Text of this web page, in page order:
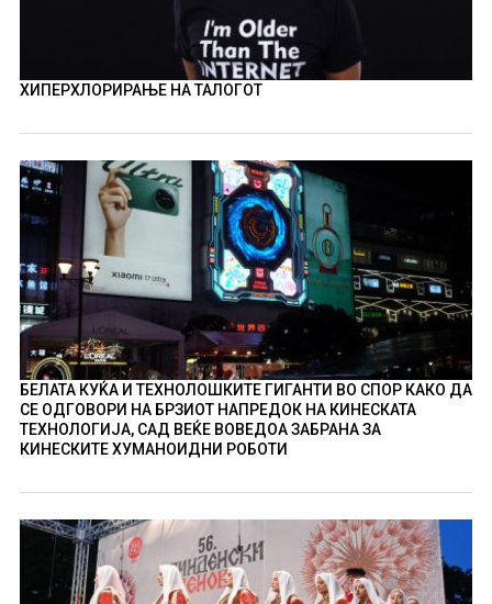
ХИПЕРХЛОРИРАЊЕ НА ТАЛОГОТ
БЕЛАТА КУЌА И ТЕХНОЛОШКИТЕ ГИГАНТИ ВО СПОР КАКО ДА
СЕ ОДГОВОРИ НА БРЗИОТ НАПРЕДОК НА КИНЕСКАТА
ТЕХНОЛОГИЈА, САД ВЕЌЕ ВОВЕДОА ЗАБРАНА ЗА
КИНЕСКИТЕ ХУМАНОИДНИ РОБОТИ